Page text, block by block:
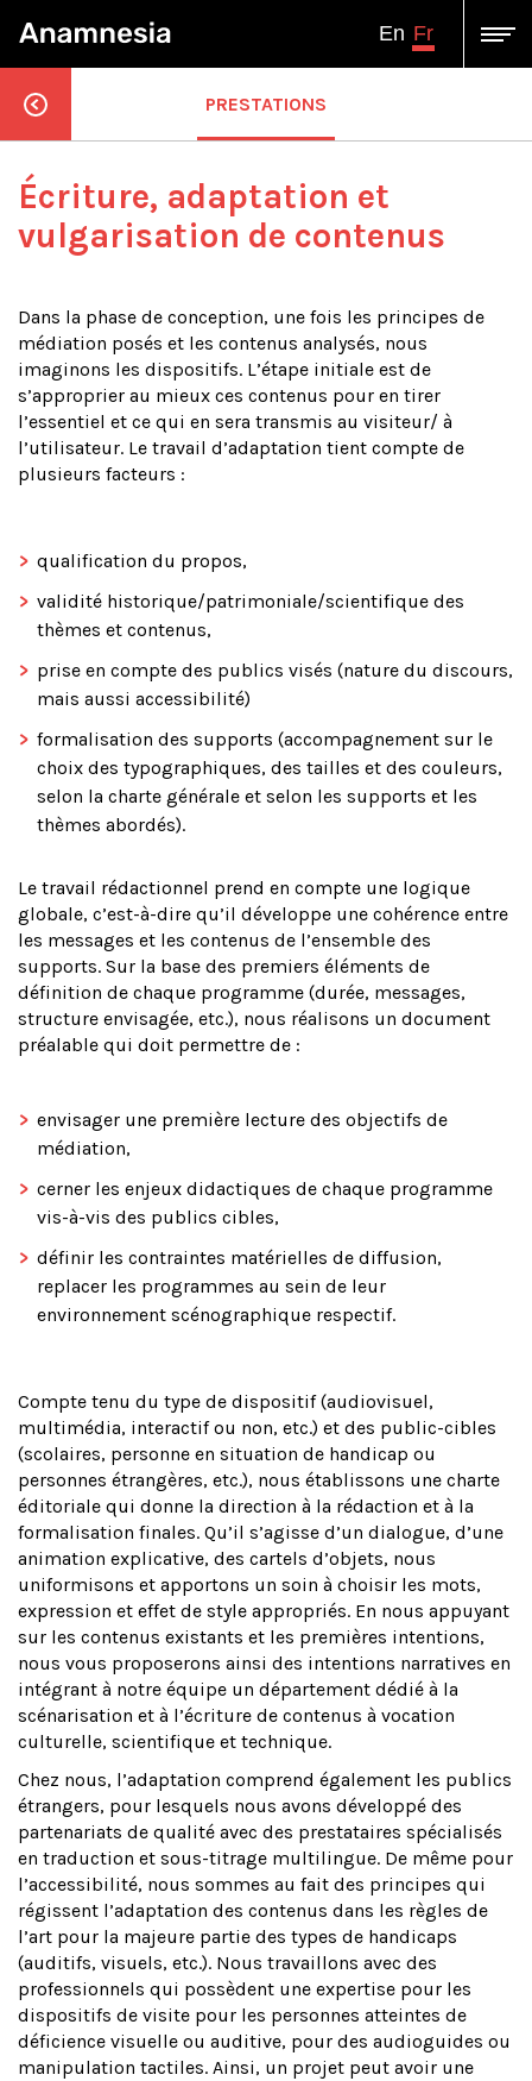
En Fr
PRESTATIONS
Écriture, adaptation et
vulgarisation de contenus
Dans la phase de conception, une fois les principes de
médiation posés et les contenus analysés, nous
imaginons les dispositifs. L’étape initiale est de
s’approprier au mieux ces contenus pour en tirer
l’essentiel et ce qui en sera transmis au visiteur/ à
l’utilisateur. Le travail d’adaptation tient compte de
plusieurs facteurs :
qualification du propos,
validité historique/patrimoniale/scientifique des
thèmes et contenus,
prise en compte des publics visés (nature du discours,
mais aussi accessibilité)
formalisation des supports (accompagnement sur le
choix des typographiques, des tailles et des couleurs,
selon la charte générale et selon les supports et les
thèmes abordés).
Le travail rédactionnel prend en compte une logique
globale, c’est-à-dire qu’il développe une cohérence entre
les messages et les contenus de l’ensemble des
supports. Sur la base des premiers éléments de
définition de chaque programme (durée, messages,
structure envisagée, etc.), nous réalisons un document
préalable qui doit permettre de :
envisager une première lecture des objectifs de
médiation,
cerner les enjeux didactiques de chaque programme
vis-à-vis des publics cibles,
définir les contraintes matérielles de diffusion,
replacer les programmes au sein de leur
environnement scénographique respectif.
Compte tenu du type de dispositif (audiovisuel,
multimédia, interactif ou non, etc.) et des public-cibles
(scolaires, personne en situation de handicap ou
personnes étrangères, etc.), nous établissons une charte
éditoriale qui donne la direction à la rédaction et à la
formalisation finales. Qu’il s’agisse d’un dialogue, d’une
animation explicative, des cartels d’objets, nous
uniformisons et apportons un soin à choisir les mots,
expression et effet de style appropriés. En nous appuyant
sur les contenus existants et les premières intentions,
nous vous proposerons ainsi des intentions narratives en
intégrant à notre équipe un département dédié à la
scénarisation et à l’écriture de contenus à vocation
culturelle, scientifique et technique.
Chez nous, l’adaptation comprend également les publics
étrangers, pour lesquels nous avons développé des
partenariats de qualité avec des prestataires spécialisés
en traduction et sous-titrage multilingue. De même pour
l’accessibilité, nous sommes au fait des principes qui
régissent l’adaptation des contenus dans les règles de
l’art pour la majeure partie des types de handicaps
(auditifs, visuels, etc.). Nous travaillons avec des
professionnels qui possèdent une expertise pour les
dispositifs de visite pour les personnes atteintes de
déficience visuelle ou auditive, pour des audioguides ou
manipulation tactiles. Ainsi, un projet peut avoir une